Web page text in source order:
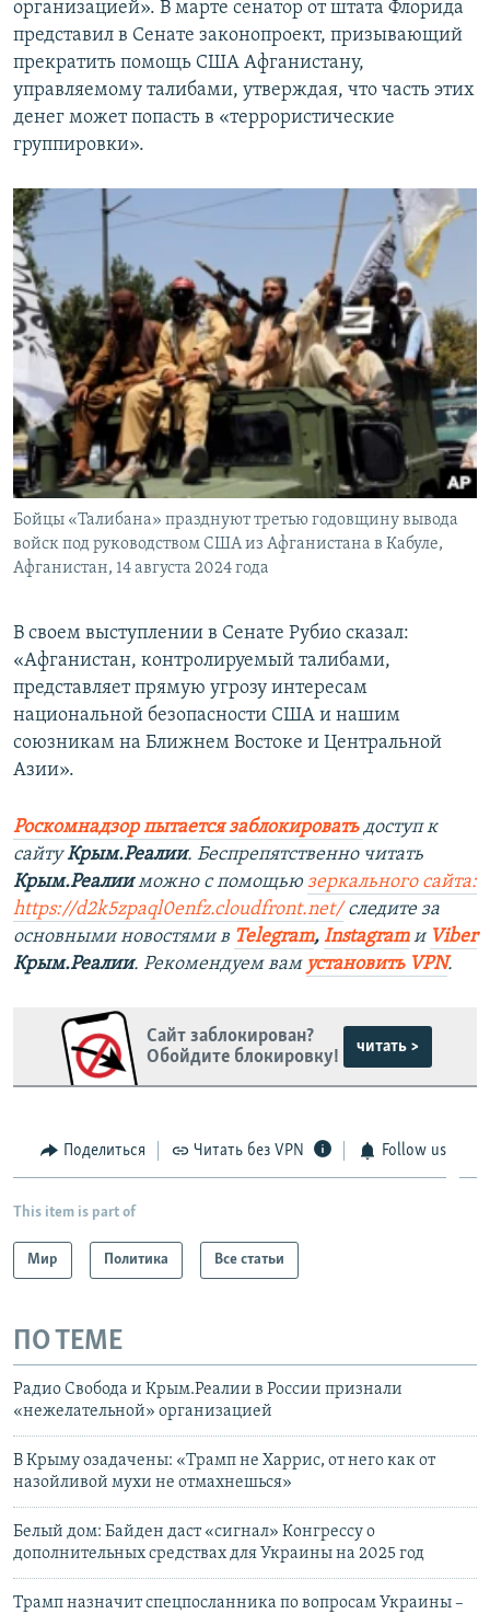
организацией». В марте сенатор от штата Флорида
представил в Сенате законопроект, призывающий
прекратить помощь США Афганистану,
управляемому талибами, утверждая, что часть этих
денег может попасть в «террористические
группировки».
Бойцы «Талибана» празднуют третью годовщину вывода
войск под руководством США из Афганистана в Кабуле,
Афганистан, 14 августа 2024 года
В своем выступлении в Сенате Рубио сказал:
«Афганистан, контролируемый талибами,
представляет прямую угрозу интересам
национальной безопасности США и нашим
союзникам на Ближнем Востоке и Центральной
Азии».
Роскомнадзор пытается заблокироватьдоступ к
сайтуКрым.Реалии. Беспрепятственно читать
Крым.Реалииможно с помощью зеркального сайта:
https://d2k5zpaql0enfz.cloudfront.net/ следите за
основными новостями в Telegram, Instagramи Viber
Крым.Реалии. Рекомендуем вам установить VPN.
Сайт заблокирован?
Обойдите блокировку!
читать >
Поделиться Читать без VPN Follow us
This item is part of
Мир Политика Все статьи
ПО ТЕМЕ
Радио Свобода и Крым.Реалии в России признали
«нежелательной» организацией
В Крыму озадачены: «Трамп не Харрис, от него как от
назойливой мухи не отмахнешься»
Белый дом: Байден даст «сигнал» Конгрессу о
дополнительных средствах для Украины на 2025 год
Трамп назначит спецпосланника по вопросам Украины –